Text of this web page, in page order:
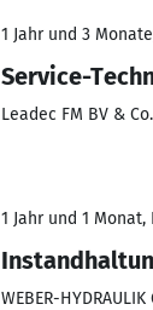
1 Jahr und 3
Service-
Leadec FM BV &
1 Jahr und 1 Monat,
WEBER-HYDRAULIK